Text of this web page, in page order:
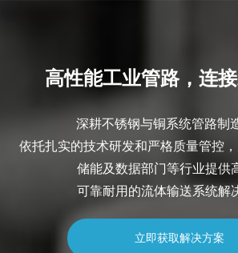
高性能工业管路，连
深耕不锈钢与铜系统管路制
依托扎实的技术研发和严格质量管控，
储能及数据部门等行业提供
可靠耐用的流体输送系统解
立即获取解决方案